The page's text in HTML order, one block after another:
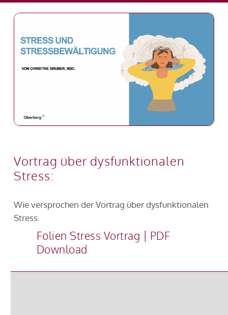
Vortrag über dysfunktionalen
Stress:
Wie versprochen der Vortrag über dysfunktionalen
Stress.
Folien Stress Vortrag | PDF
Download